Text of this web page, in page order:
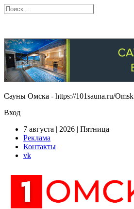
Сауны Омска - https://101sauna.ru/Omsk
Вход
7 августа | 2026 | Пятница
Реклама
Контакты
vk